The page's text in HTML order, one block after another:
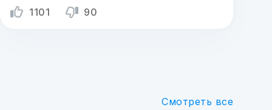
1101 90
Смотреть все